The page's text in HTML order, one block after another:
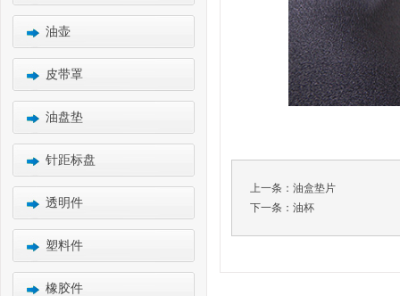
油壶
皮带罩
油盘垫
针距标盘
透明件
塑料件
橡胶件
上一条： 油盒垫片
下一条： 油杯